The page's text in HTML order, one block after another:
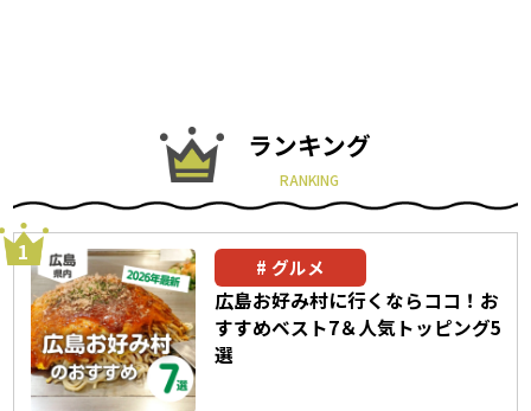
ランキング
RANKING
グルメ
広島お好み村に行くならココ！お
すすめベスト7＆人気トッピング5
選